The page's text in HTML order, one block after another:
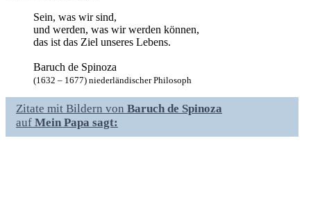
Sein, was wir sind,
und werden, was wir werden können,
das ist das Ziel unseres Lebens.
Baruch de Spinoza
(1632 – 1677) niederländischer Philosoph
Zitate mit Bildern von Baruch de Spinoza
auf Mein Papa sagt: